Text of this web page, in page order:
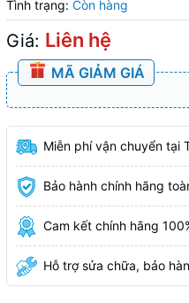
Tình trạng: Còn hàng
Giá: Liên hệ
MÃ GIẢM GIÁ
Miễn phí vận chuyển tại
Bảo hành chính hãng
Cam kết chính hãng
Hỗ trợ sửa chữa, bảo